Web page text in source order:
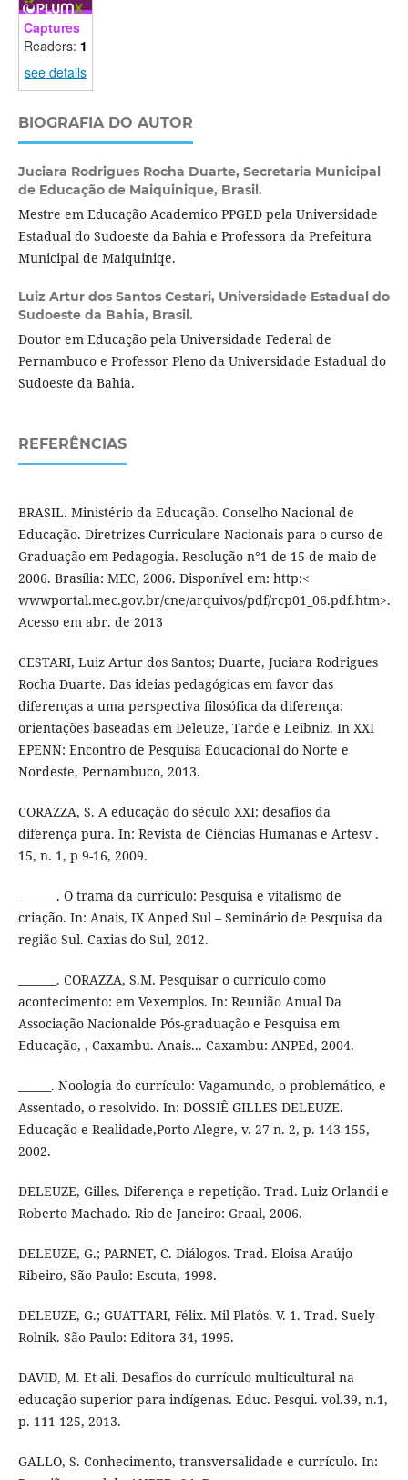
Captures
Readers: 1
see details
BIOGRAFIA DO AUTOR
Juciara Rodrigues Rocha Duarte, Secretaria Municipal
de Educação de Maiquinique, Brasil.
Mestre em Educação Academico PPGED pela Universidade
Estadual do Sudoeste da Bahia e Professora da Prefeitura
Municipal de Maiquiniqe.
Luiz Artur dos Santos Cestari, Universidade Estadual do
Sudoeste da Bahia, Brasil.
Doutor em Educação pela Universidade Federal de
Pernambuco e Professor Pleno da Universidade Estadual do
Sudoeste da Bahia.
REFERÊNCIAS
BRASIL. Ministério da Educação. Conselho Nacional de
Educação. Diretrizes Curriculare Nacionais para o curso de
Graduação em Pedagogia. Resolução n°1 de 15 de maio de
2006. Brasília: MEC, 2006. Disponível em: http:<
wwwportal.mec.gov.br/cne/arquivos/pdf/rcp01_06.pdf.htm>.
Acesso em abr. de 2013
CESTARI, Luiz Artur dos Santos; Duarte, Juciara Rodrigues
Rocha Duarte. Das ideias pedagógicas em favor das
diferenças a uma perspectiva filosófica da diferença:
orientações baseadas em Deleuze, Tarde e Leibniz. In XXI
EPENN: Encontro de Pesquisa Educacional do Norte e
Nordeste, Pernambuco, 2013.
CORAZZA, S. A educação do século XXI: desafios da
diferença pura. In: Revista de Ciências Humanas e Artesv .
15, n. 1, p 9-16, 2009.
_______. O trama da currículo: Pesquisa e vitalismo de
criação. In: Anais, IX Anped Sul – Seminário de Pesquisa da
região Sul. Caxias do Sul, 2012.
_______. CORAZZA, S.M. Pesquisar o currículo como
acontecimento: em Vexemplos. In: Reunião Anual Da
Associação Nacionalde Pós-graduação e Pesquisa em
Educação, , Caxambu. Anais... Caxambu: ANPEd, 2004.
______. Noologia do currículo: Vagamundo, o problemático, e
Assentado, o resolvido. In: DOSSIÊ GILLES DELEUZE.
Educação e Realidade,Porto Alegre, v. 27 n. 2, p. 143-155,
2002.
DELEUZE, Gilles. Diferença e repetição. Trad. Luiz Orlandi e
Roberto Machado. Rio de Janeiro: Graal, 2006.
DELEUZE, G.; PARNET, C. Diálogos. Trad. Eloisa Araújo
Ribeiro, São Paulo: Escuta, 1998.
DELEUZE, G.; GUATTARI, Félix. Mil Platôs. V. 1. Trad. Suely
Rolnik. São Paulo: Editora 34, 1995.
DAVID, M. Et ali. Desafios do currículo multicultural na
educação superior para indígenas. Educ. Pesqui. vol.39, n.1,
p. 111-125, 2013.
GALLO, S. Conhecimento, transversalidade e currículo. In: